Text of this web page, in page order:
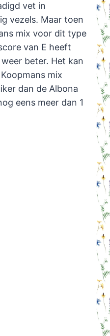
vet in
vezels. Maar toen
mix voor dit type
van E heeft
beter. Het kan
mix
dan de Albona
eens meer dan 1